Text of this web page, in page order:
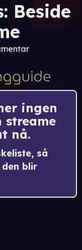
Beside
ingen
streame
nå.
så
blir